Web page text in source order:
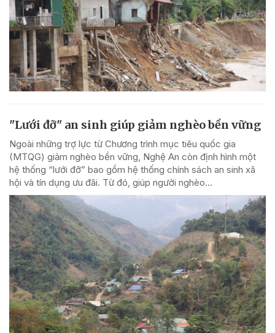
"Lưới đỡ" an sinh giúp giảm nghèo bền vững
Ngoài những trợ lực từ Chương trình mục tiêu quốc gia
(MTQG) giảm nghèo bền vững, Nghệ An còn định hình một
hệ thống “lưới đỡ” bao gồm hệ thống chính sách an sinh xã
hội và tín dụng ưu đãi. Từ đó, giúp người nghèo...